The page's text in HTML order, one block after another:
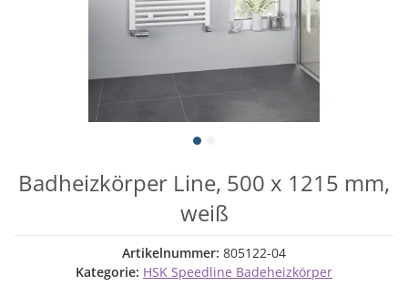
Badheizkörper Line, 500 x 1215 mm,
weiß
Artikelnummer: 805122-04
Kategorie: HSK Speedline Badeheizkörper